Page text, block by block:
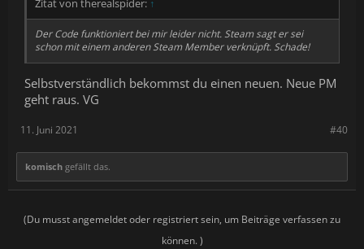
Zitat von therealspider: ↑
Der Code funktioniert bei mir leider nicht. Steam sagt er sei
schon mit einem anderen Steam Member verknüpft. Schade!
Selbstverständlich bekommst du einen neuen. Neue PM
geht raus. VG
#40
11. Juni 2021
komisch gefällt das.
(Du musst angemeldet oder registriert sein, um Beiträge verfassen zu
können. )